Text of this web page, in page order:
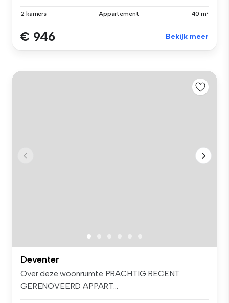
2 kamers Appartement 40 m²
€ 946 Bekijk meer
Deventer
Over deze woonruimte PRACHTIG RECENT
GERENOVEERD APPART...